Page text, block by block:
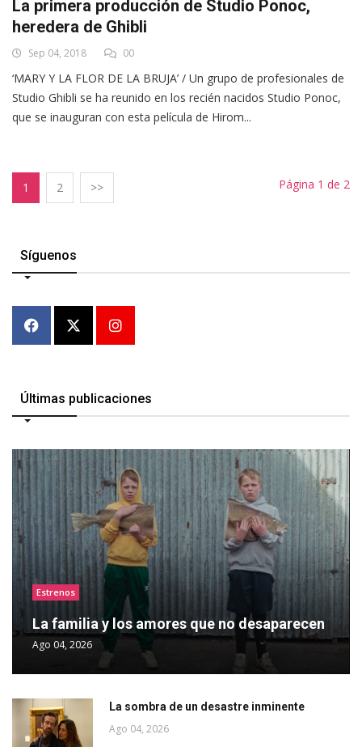
La primera producción de Studio Ponoc,
heredera de Ghibli
Sep 04, 2018 00
‘MARY Y LA FLOR DE LA BRUJA’ / Un grupo de profesionales de
Studio Ghibli se ha reunido en los recién nacidos Studio Ponoc,
que se inauguran con esta película de Hirom...
1 2 >> Página 1 de 2
Síguenos
Últimas publicaciones
Estrenos
La familia y los amores que no desaparecen
Ago 04, 2026
La sombra de un desastre inminente
Ago 04, 2026